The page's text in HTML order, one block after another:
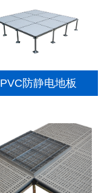
PVC防静电地板